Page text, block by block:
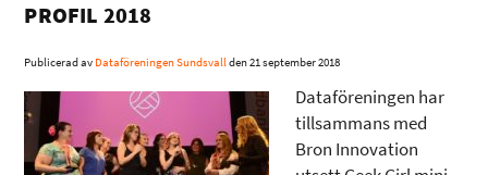
PROFIL 2018
Publicerad av Dataföreningen Sundsvallden21 september 2018
Dataföreningen har
tillsammans med
Bron Innovation